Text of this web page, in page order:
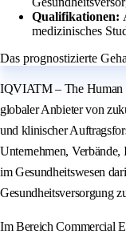
Qualifikationen:
medizinisches
Das prognostizierte
IQVIATM – The Human
globaler Anbieter von
und klinischer
Unternehmen,
im Gesundheitswesen
Gesundheitsversorgung
Im Bereich Commercial